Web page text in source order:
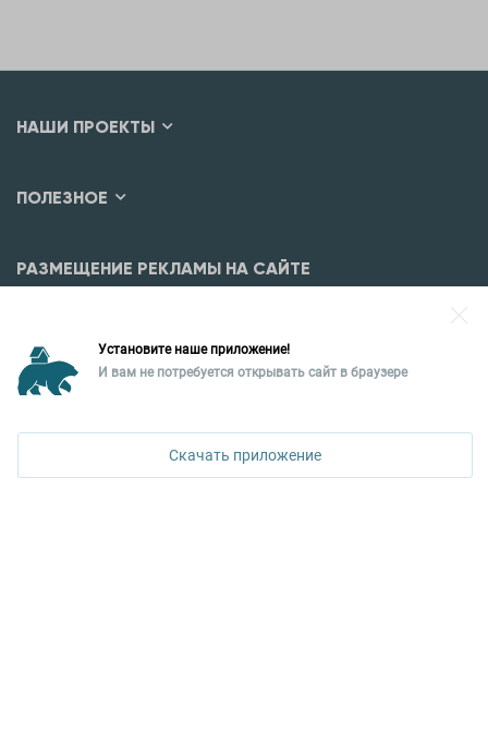
НАШИ ПРОЕКТЫ
ПОЛЕЗНОЕ
РАЗМЕЩЕНИЕ РЕКЛАМЫ НА САЙТЕ
Уральская палата недвижимости
620026, Екатеринбург,
КОНТАКТЫ УПН
Установите наше приложение!
И вам не потребуется открывать сайт в браузере
Скачать приложение